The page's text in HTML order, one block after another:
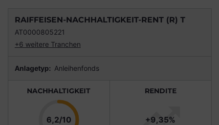
RAIFFEISEN-NACHHALTIGKEIT-RENT (R) T
AT0000805221
+6 weitere Tranchen
Anlagetyp: Anleihenfonds
NACHHALTIGKEIT
6,2/10Punkte
RENDITE
+9,35%